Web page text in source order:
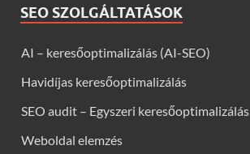
SEO SZOLGÁLTATÁSOK
AI – keresőoptimalizálás (AI-SEO)
Havidíjas keresőoptimalizálás
SEO audit – Egyszeri keresőoptimalizálás
Weboldal elemzés